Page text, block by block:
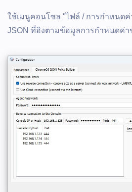
ใช้เมนูคอนโซล "ไฟล์ / การกำหนดค่
JSON ที่อิงตามข้อมูลการกำหนดค่